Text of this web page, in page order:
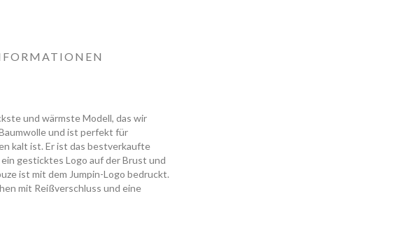
und wärmste Modell, das wir
und ist perfekt für
kalt ist. Er ist das bestverkaufte
gesticktes Logo auf der Brust und
ist mit dem Jumpin-Logo bedruckt.
mit Reißverschluss und eine